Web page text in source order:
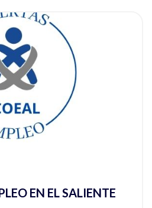
EN EL SALIENTE